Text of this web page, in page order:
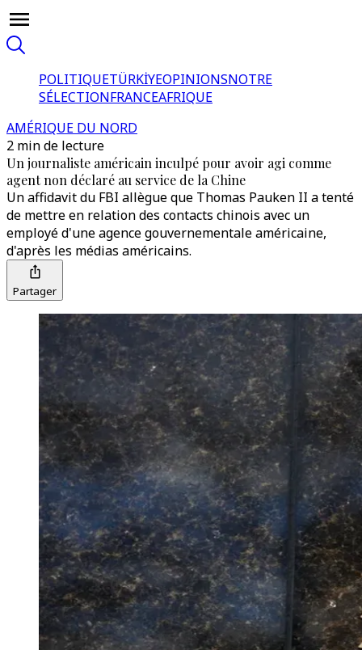
POLITIQUETÜRKİYEOPINIONSNOTRE
SÉLECTIONFRANCEAFRIQUE
AMÉRIQUE DU NORD
2 min de lecture
Un journaliste américain inculpé pour avoir agi comme
agent non déclaré au service de la Chine
Un affidavit du FBI allègue que Thomas Pauken II a tenté
de mettre en relation des contacts chinois avec un
employé d'une agence gouvernementale américaine,
d'après les médias américains.
Partager